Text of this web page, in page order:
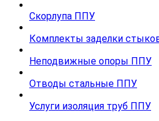
Скорлупа ППУ
Комплекты заделки
Неподвижные опоры ППУ
Отводы стальные ППУ
Услуги изоляция труб ППУ